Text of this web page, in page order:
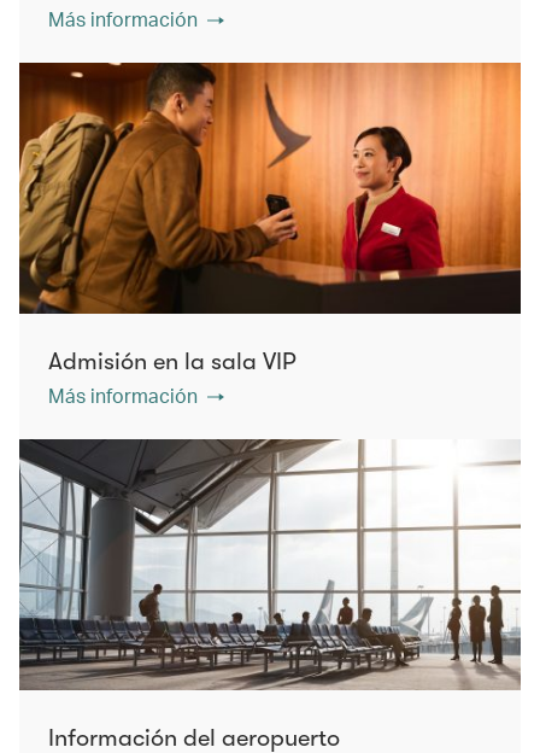
Más información
Admisión en la sala VIP
Más información
Información del aeropuerto